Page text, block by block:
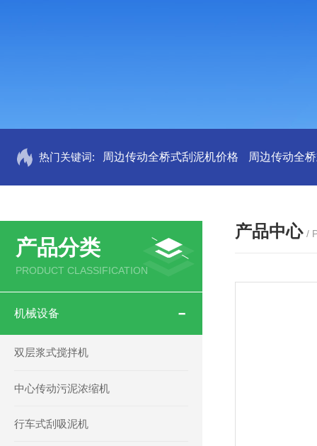
热门关键词: 周边传动全桥式刮泥机价格 周边传动全
产品分类
PRODUCT CLASSIFICATION
机械设备
双层浆式搅拌机
中心传动污泥浓缩机
行车式刮吸泥机
产品中心 /